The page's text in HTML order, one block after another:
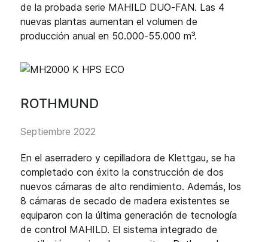
de la probada serie MAHILD DUO-FAN. Las 4
nuevas plantas aumentan el volumen de
producción anual en 50.000-55.000 m³.
ROTHMUND
Septiembre 2022
En el aserradero y cepilladora de Klettgau, se ha
completado con éxito la construcción de dos
nuevos cámaras de alto rendimiento. Además, los
8 cámaras de secado de madera existentes se
equiparon con la última generación de tecnología
de control MAHILD. El sistema integrado de